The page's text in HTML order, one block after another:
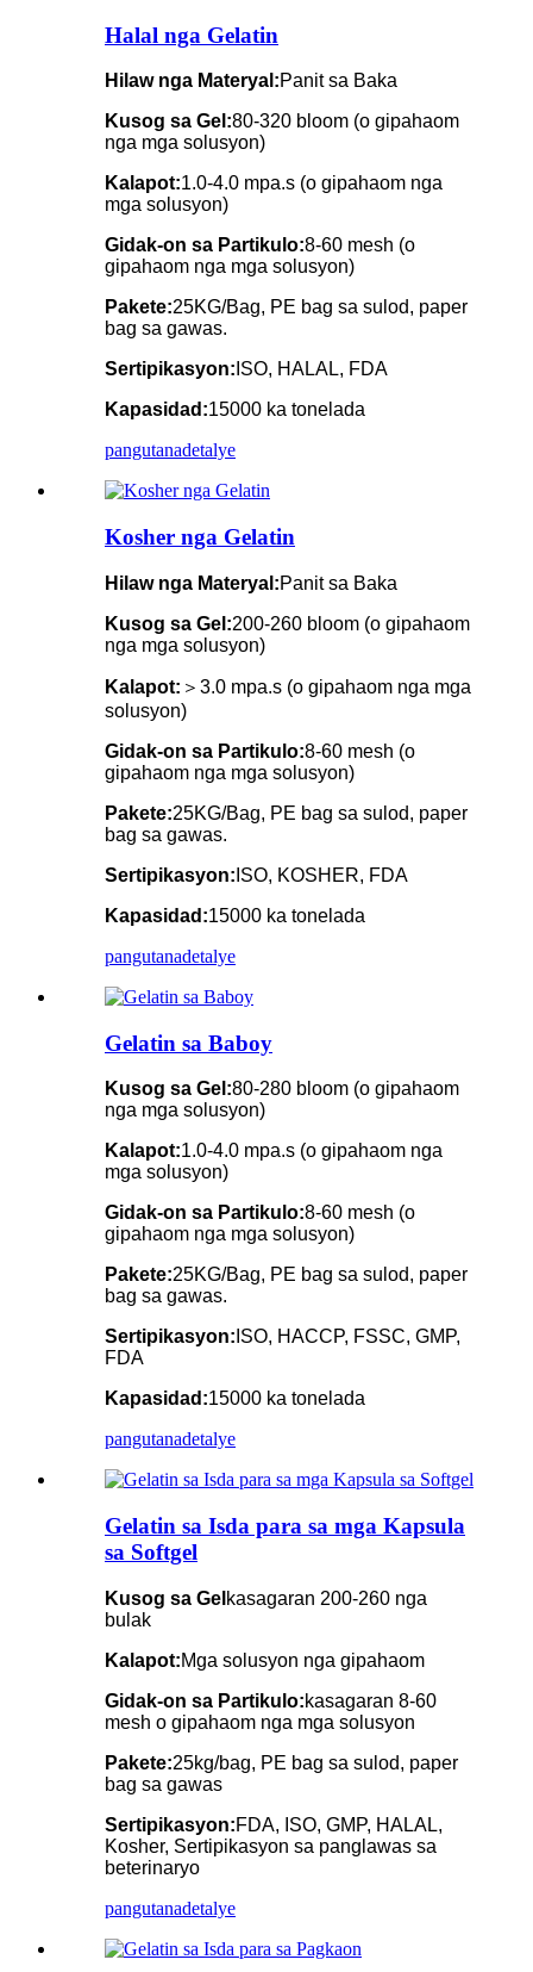
Halal nga Gelatin
Hilaw nga Materyal:Panit sa Baka
Kusog sa Gel:80-320 bloom (o gipahaom
nga mga solusyon)
Kalapot:1.0-4.0 mpa.s (o gipahaom nga
mga solusyon)
Gidak-on sa Partikulo:8-60 mesh (o
gipahaom nga mga solusyon)
Pakete:25KG/Bag, PE bag sa sulod, paper
bag sa gawas.
Sertipikasyon: ISO, HALAL, FDA
Kapasidad:15000 ka tonelada
pangutanadetalye
Kosher nga Gelatin
Hilaw nga Materyal:Panit sa Baka
Kusog sa Gel:200-260 bloom (o gipahaom
nga mga solusyon)
Kalapot: ＞3.0 mpa.s (o gipahaom nga mga
solusyon)
Gidak-on sa Partikulo:8-60 mesh (o
gipahaom nga mga solusyon)
Pakete:25KG/Bag, PE bag sa sulod, paper
bag sa gawas.
Sertipikasyon: ISO, KOSHER, FDA
Kapasidad:15000 ka tonelada
pangutanadetalye
Gelatin sa Baboy
Kusog sa Gel:80-280 bloom (o gipahaom
nga mga solusyon)
Kalapot:1.0-4.0 mpa.s (o gipahaom nga
mga solusyon)
Gidak-on sa Partikulo:8-60 mesh (o
gipahaom nga mga solusyon)
Pakete:25KG/Bag, PE bag sa sulod, paper
bag sa gawas.
Sertipikasyon: ISO, HACCP, FSSC, GMP,
FDA
Kapasidad:15000 ka tonelada
pangutanadetalye
Gelatin sa Isda para sa mga Kapsula
sa Softgel
Kusog sa Gel kasagaran 200-260 nga
bulak
Kalapot:Mga solusyon nga gipahaom
Gidak-on sa Partikulo:kasagaran 8-60
mesh o gipahaom nga mga solusyon
Pakete:25kg/bag, PE bag sa sulod, paper
bag sa gawas
Sertipikasyon:FDA, ISO, GMP, HALAL,
Kosher, Sertipikasyon sa panglawas sa
beterinaryo
pangutanadetalye